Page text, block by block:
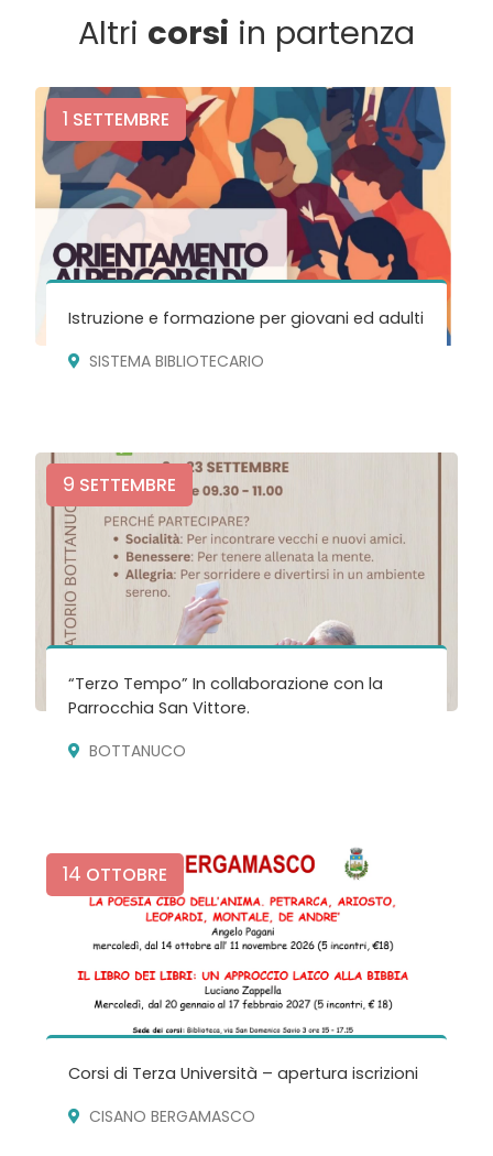
Altri corsi in partenza
1 SETTEMBRE
Istruzione e formazione per giovani ed adulti
SISTEMA BIBLIOTECARIO
9 SETTEMBRE
“Terzo Tempo” In collaborazione con la
Parrocchia San Vittore.
BOTTANUCO
14 OTTOBRE
Corsi di Terza Università – apertura iscrizioni
CISANO BERGAMASCO